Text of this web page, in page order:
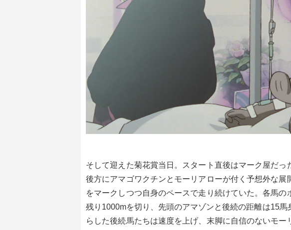
そして迎えた菊花賞当日。スタート直後はマーク屋だ
後方にアマゴワクチンとモーリアローが付く予想外な展
をマークしつつ自身のペースで走り続けていた。各馬
残り1000mを切り、先頭のアマゾンと後続の距離は15
らした後続馬たちは速度を上げ、末脚に自信のないモー